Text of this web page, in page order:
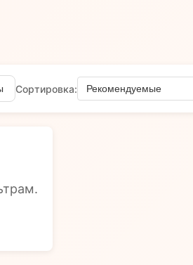
Сортировка: